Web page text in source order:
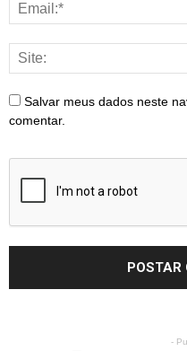
Salvar meus dados neste
comentar.
-